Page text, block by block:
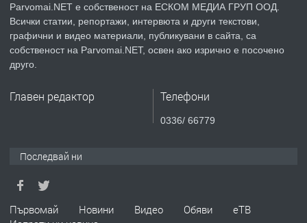
преди 1 година
ПРЕДЛАГА Уроци по Математика
преди 1 година
Parvomai.NET е собственост на ЕСКОМ МЕДИА ГРУП ООД.
Всички статии, репортажи, интервюта и други текстови,
графични и видео материали, публикувани в сайта, са
собственост на Parvomai.NET, освен ако изрично е посочено
друго.
Главен редактор Телефони
0336/ 66779
Последвай ни
Първомай Новини Видео Обяви
еТВ